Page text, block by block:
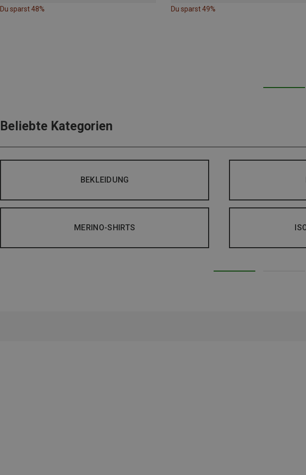
Du sparst 48% Du sparst 49%
Beliebte Kategorien
BEKLEIDUNG
MERINO-SHIRTS